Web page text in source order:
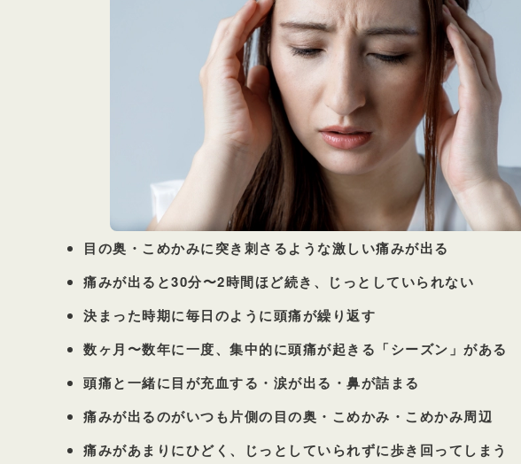
目の奥・こめかみに突き刺さるような激しい痛みが出る
痛みが出ると30分〜2時間ほど続き、じっとしていられない
決まった時期に毎日のように頭痛が繰り返す
数ヶ月〜数年に一度、集中的に頭痛が起きる「シーズン」がある
頭痛と一緒に目が充血する・涙が出る・鼻が詰まる
痛みが出るのがいつも片側の目の奥・こめかみ・こめかみ周辺
痛みがあまりにひどく、じっとしていられずに歩き回ってしまう